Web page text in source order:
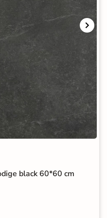
black 60*60 cm